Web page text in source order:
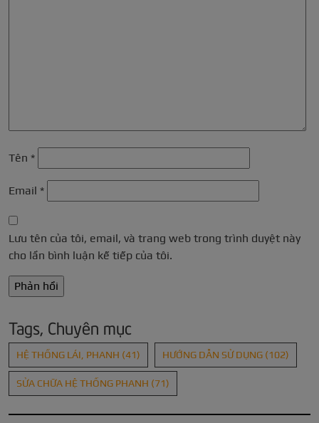
Tên *
Email *
Lưu tên của tôi, email, và trang web trong trình duyệt này
cho lần bình luận kế tiếp của tôi.
Tags, Chuyên mục
HỆ THỐNG LÁI, PHANH (41) HƯỚNG DẪN SỬ DỤNG (102)
SỬA CHỮA HỆ THỐNG PHANH (71)